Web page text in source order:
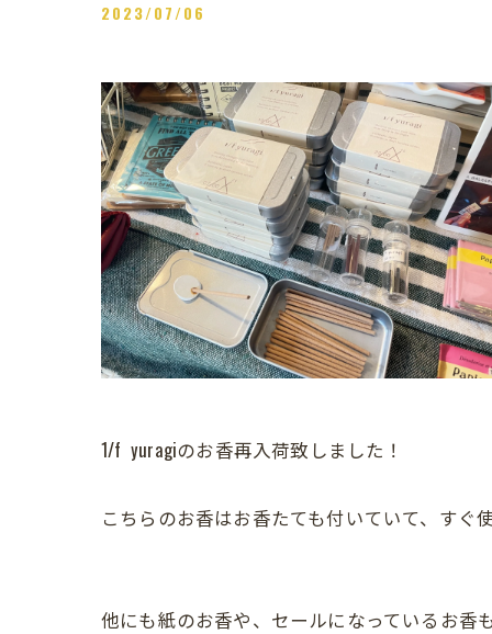
2023/07/06
1/f yuragiのお香再入荷致しました！
こちらのお香はお香たても付いていて、すぐ
他にも紙のお香や、セールになっているお香